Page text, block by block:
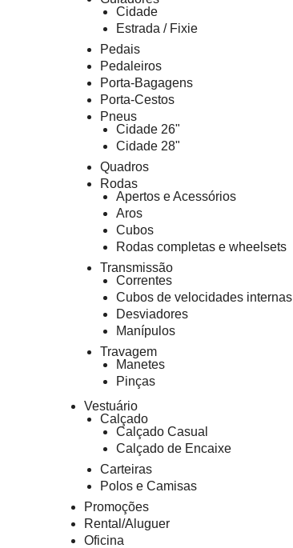
Cidade
Estrada / Fixie
Pedais
Pedaleiros
Porta-Bagagens
Porta-Cestos
Pneus
Cidade 26"
Cidade 28"
Quadros
Rodas
Apertos e Acessórios
Aros
Cubos
Rodas completas e wheelsets
Transmissão
Correntes
Cubos de velocidades internas
Desviadores
Manípulos
Travagem
Manetes
Pinças
Vestuário
Calçado
Calçado Casual
Calçado de Encaixe
Carteiras
Polos e Camisas
Promoções
Rental/Aluguer
Oficina